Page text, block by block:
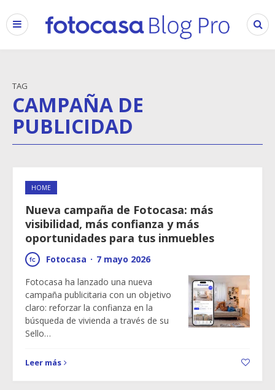
TAG
CAMPAÑA DE
PUBLICIDAD
HOME
Nueva campaña de Fotocasa: más
visibilidad, más confianza y más
oportunidades para tus inmuebles
Fotocasa · 7 mayo 2026
Fotocasa ha lanzado una nueva
campaña publicitaria con un objetivo
claro: reforzar la confianza en la
búsqueda de vivienda a través de su
Sello…
Leer más